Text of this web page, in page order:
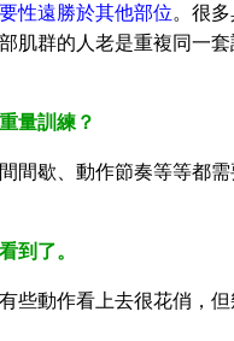
性遠勝於其他部位。很
肌群的人老是重複同一套
量訓練？
間歇、動作節奏等等都需
到了。
些動作看上去很花俏，但